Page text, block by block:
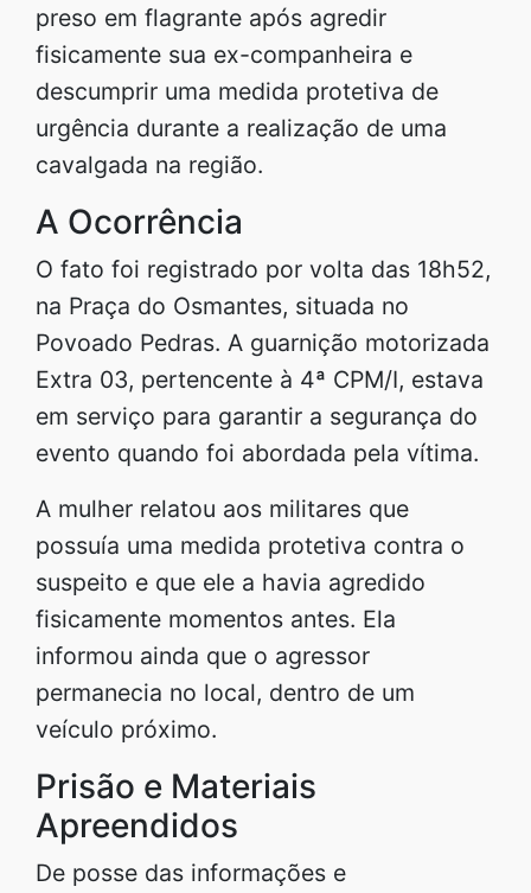
preso em flagrante após agredir
fisicamente sua ex-companheira e
descumprir uma medida protetiva de
urgência durante a realização de uma
cavalgada na região.
A Ocorrência
O fato foi registrado por volta das 18h52,
na Praça do Osmantes, situada no
Povoado Pedras. A guarnição motorizada
Extra 03, pertencente à 4ª CPM/I, estava
em serviço para garantir a segurança do
evento quando foi abordada pela vítima.
A mulher relatou aos militares que
possuía uma medida protetiva contra o
suspeito e que ele a havia agredido
fisicamente momentos antes. Ela
informou ainda que o agressor
permanecia no local, dentro de um
veículo próximo.
Prisão e Materiais
Apreendidos
De posse das informações e